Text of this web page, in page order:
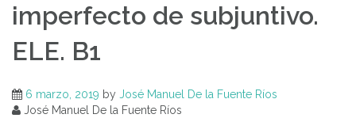
imperfecto de subjuntivo.
ELE. B1
6 marzo, 2019 by José Manuel De la Fuente Ríos
José Manuel De la Fuente Ríos